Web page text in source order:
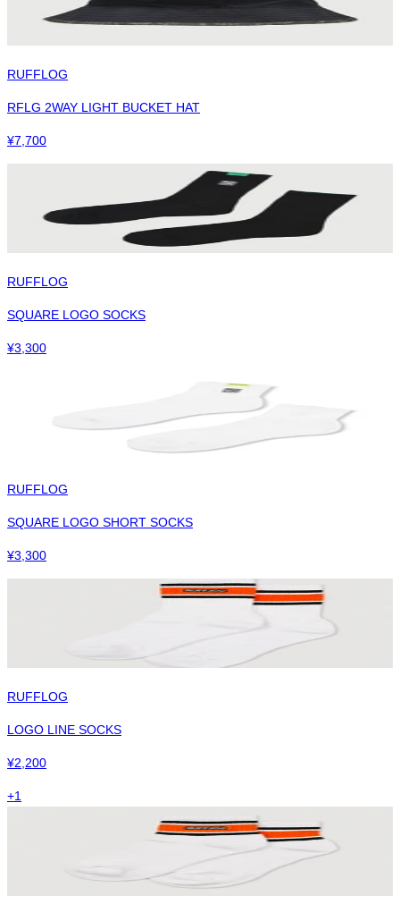
RUFFLOG
RFLG 2WAY LIGHT BUCKET HAT
¥7,700
RUFFLOG
SQUARE LOGO SOCKS
¥3,300
RUFFLOG
SQUARE LOGO SHORT SOCKS
¥3,300
RUFFLOG
LOGO LINE SOCKS
¥2,200
+1